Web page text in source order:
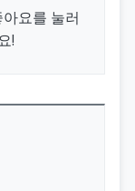
요를 눌러
!